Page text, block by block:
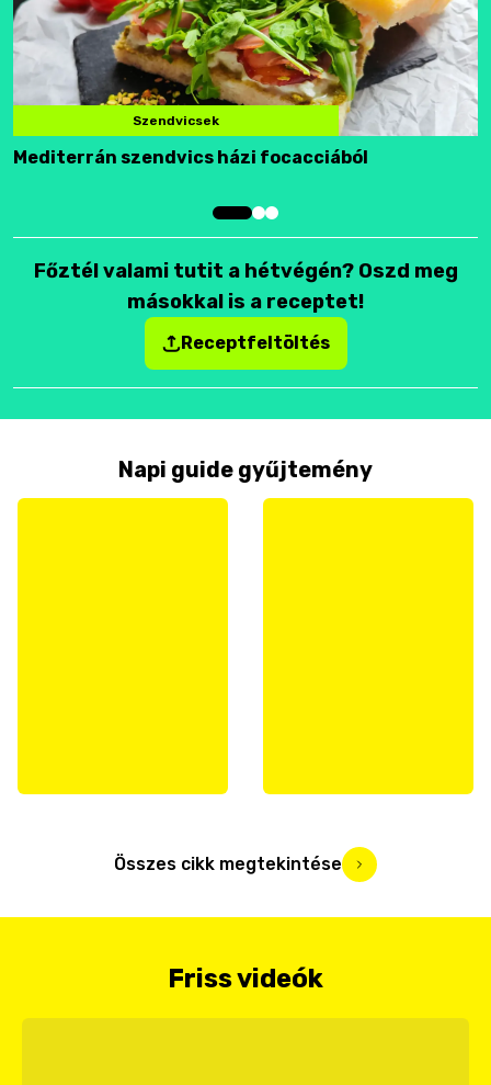
Szendvicsek
Mediterrán szendvics házi focacciából
Főztél valami tutit a hétvégén? Oszd meg
másokkal is a receptet!
Receptfeltöltés
Napi guide gyűjtemény
Összes cikk megtekintése
Friss videók